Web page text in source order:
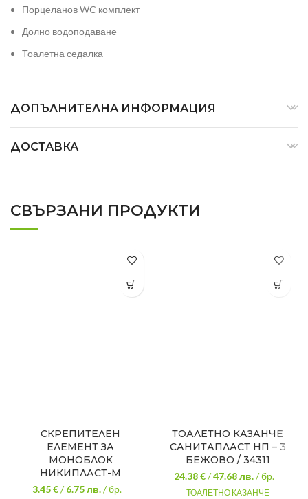
Порцеланов WC комплект
Долно водоподаване
Тоалетна седалка
ДОПЪЛНИТЕЛНА ИНФОРМАЦИЯ
ДОСТАВКА
СВЪРЗАНИ ПРОДУКТИ
СКРЕПИТЕЛЕН
ЕЛЕМЕНТ ЗА
МОНОБЛОК
НИКИПЛАСТ-М
3.45 €/6.75лв./ бр.
ТОАЛЕТНО КАЗАНЧЕ
САНИТАПЛАСТ НП – 3
БЕЖОВО / 34311
24.38 €/47.68лв./ бр.
ТОАЛЕТНО КАЗАНЧЕ